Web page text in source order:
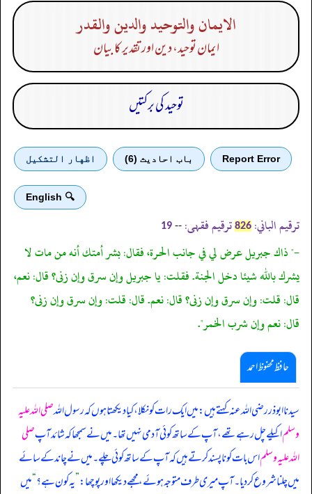
الايمان والتوحيد والدين والقدر
ایمان توحید، دین اور تقدیر کا بیان
توحید کی برکتیں
Report Error باب احادیث (6) اظهار التشكيل
🔍 English
ترقیم الباني: 826 ترقیم فقہی: --
19
-" ذاك جبريل عرض لي في جانب الحرة، فقال: بشر أمتك أنه من مات لا
يشرك بالله شيئا دخل الجنة. فقلت: يا جبريل وإن سرق وإن زنى؟ قال: نعم،
قال: قلت: وإن سرق وإن زنى؟ قال: نعم. قال: قلت: وإن سرق وإن زنى؟
قال: نعم وإن شرب الخمر".
حافظ محفوظ احمد
سیدنا ابوذر رضی اللہ عنہ کہتے ہیں: میں ایک رات کو نکلا، کیا دیکھتا ہوں کہ رسول اللہصلی اللہ علیہ
وسلماکیلے چل رہے تھے، آپ کے ساتھ کوئی آدمی نہیں تھا۔ میں نے سمجھا کہ شائد آپصلی
اللہ علیہ وسلماس بات کو ناپسند کرتے ہیں کہ آپ کے ساتھ کوئی چلے۔ میں نے چاند کے سائے
میں چلنا شروع کر دیا۔ آپ میری طرف متوجہ ہوئے، مجھے دیکھا اور پوچھا:”یہ کون ہے؟“میں